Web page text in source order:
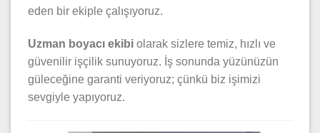
eden bir ekiple çalışıyoruz.
Uzman boyacı ekibi olarak sizlere temiz, hızlı ve
güvenilir işçilik sunuyoruz. İş sonunda yüzünüzün
güleceğine garanti veriyoruz; çünkü biz işimizi
sevgiyle yapıyoruz.